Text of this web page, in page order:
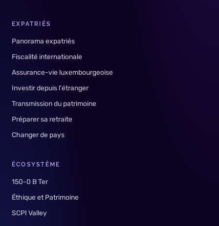
EXPATRIÉS
Panorama expatriés
Fiscalité internationale
Assurance-vie luxembourgeoise
Investir depuis l'étranger
Transmission du patrimoine
Préparer sa retraite
Changer de pays
ÉCOSYSTÈME
150-0 B Ter
Éthique et Patrimoine
SCPI Valley